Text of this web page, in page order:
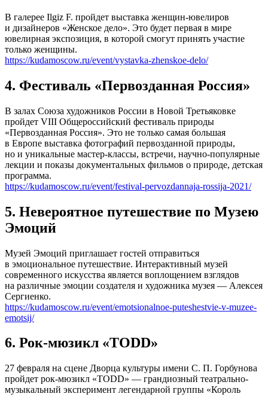
В галерее Ilgiz F. пройдет выставка женщин-ювелиров
и дизайнеров «Женское дело». Это будет первая в мире
ювелирная экспозиция, в которой смогут принять участие
только женщины.
https://kudamoscow.ru/event/vystavka-zhenskoe-delo/
4. Фестиваль «Первозданная Россия»
В залах Союза художников России в Новой Третьяковке
пройдет VIII Общероссийский фестиваль природы
«Первозданная Россия». Это не только самая большая
в Европе выставка фотографий первозданной природы,
но и уникальные мастер-классы, встречи, научно-популярные
лекции и показы документальных фильмов о природе, детская
программа.
https://kudamoscow.ru/event/festival-pervozdannaja-rossija-2021/
5. Невероятное путешествие по Музею
Эмоций
Музей Эмоций приглашает гостей отправиться
в эмоциональное путешествие. Интерактивный музей
современного искусства является воплощением взглядов
на различные эмоции создателя и художника музея — Алексея
Сергиенко.
https://kudamoscow.ru/event/emotsionalnoe-puteshestvie-v-muzee-
emotsij/
6. Рок-мюзикл «TODD»
27 февраля на сцене Дворца культуры имени С. П. Горбунова
пройдет рок-мюзикл «TODD» — грандиозный театрально-
музыкальный эксперимент легендарной группы «Король